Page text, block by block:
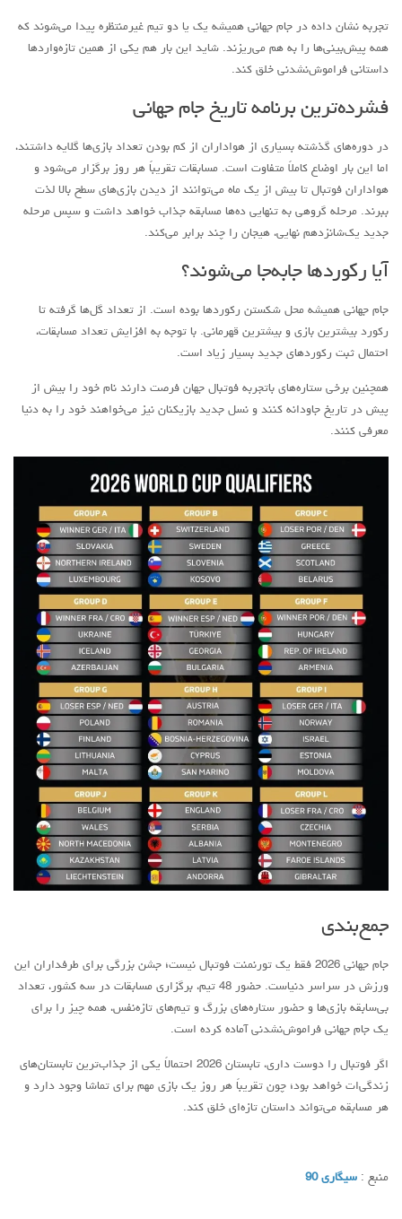
تجربه نشان داده در جام جهانی همیشه یک یا دو تیم غیرمنتظره پیدا می‌شوند که
همه پیش‌بینی‌ها را به هم می‌ریزند. شاید این بار هم یکی از همین تازه‌واردها
داستانی فراموش‌نشدنی خلق کند.
فشرده‌ترین برنامه تاریخ جام جهانی
در دوره‌های گذشته بسیاری از هواداران از کم بودن تعداد بازی‌ها گلایه داشتند،
اما این بار اوضاع کاملاً متفاوت است. مسابقات تقریباً هر روز برگزار می‌شود و
هواداران فوتبال تا بیش از یک ماه می‌توانند از دیدن بازی‌های سطح بالا لذت
ببرند. مرحله گروهی به تنهایی ده‌ها مسابقه جذاب خواهد داشت و سپس مرحله
جدید یک‌شانزدهم نهایی، هیجان را چند برابر می‌کند.
آیا رکوردها جابه‌جا می‌شوند؟
جام جهانی همیشه محل شکستن رکوردها بوده است. از تعداد گل‌ها گرفته تا
رکورد بیشترین بازی و بیشترین قهرمانی. با توجه به افزایش تعداد مسابقات،
احتمال ثبت رکوردهای جدید بسیار زیاد است.
همچنین برخی ستاره‌های باتجربه فوتبال جهان فرصت دارند نام خود را بیش از
پیش در تاریخ جاودانه کنند و نسل جدید بازیکنان نیز می‌خواهند خود را به دنیا
معرفی کنند.
جمع‌بندی
جام جهانی 2026 فقط یک تورنمنت فوتبال نیست؛ جشن بزرگی برای طرفداران این
ورزش در سراسر دنیاست. حضور 48 تیم، برگزاری مسابقات در سه کشور، تعداد
بی‌سابقه بازی‌ها و حضور ستاره‌های بزرگ و تیم‌های تازه‌نفس، همه چیز را برای
یک جام جهانی فراموش‌نشدنی آماده کرده است.
اگر فوتبال را دوست داری، تابستان 2026 احتمالاً یکی از جذاب‌ترین تابستان‌های
زندگی‌ات خواهد بود؛ چون تقریباً هر روز یک بازی مهم برای تماشا وجود دارد و
هر مسابقه می‌تواند داستان تازه‌ای خلق کند.
منبع : سیگاری 90